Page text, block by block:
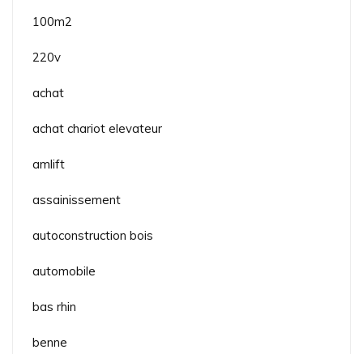
100m2
220v
achat
achat chariot elevateur
amlift
assainissement
autoconstruction bois
automobile
bas rhin
benne